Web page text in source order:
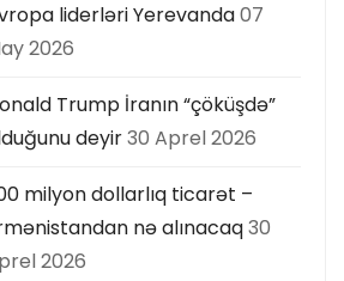
liderləri Yerevanda07
2026
Trump İranın “çöküşdə”
deyir30 Aprel 2026
milyon dollarlıq ticarət –
nə alınacaq30
2026